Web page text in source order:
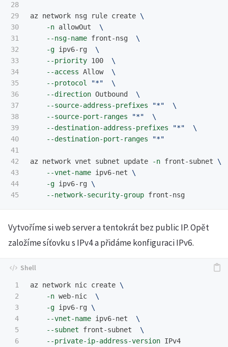
28
29
30
31
32
33
34
35
36
37
38
39
40
41
42
43
44
az network nsg rule create \
-n allowOut \
--nsg-name front-nsg \
-g ipv6-rg \
--priority 100 \
--access Allow \
--protocol
"*"
\
--direction Outbound \
--source-address-prefixes
"*"
\
--source-port-ranges
"*"
\
--destination-address-prefixes
"*"
\
--destination-port-ranges
"*"
az network vnet subnet update -n front-subnet \
--vnet-name ipv6-net \
-g ipv6-rg \
--network-security-group
Vytvoříme si web server a tentokrát bez public IP. Opět
založíme síťovku s IPv4 a přidáme konfiguraci IPv6.
1
2
3
4
5
6
az network nic create \
-n web-nic \
-g ipv6-rg \
--vnet-name ipv6-net \
--subnet front-subnet \
--private-ip-address-version IPv4